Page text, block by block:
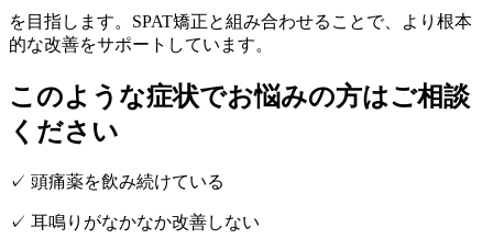
を目指します。SPAT矯正と組み合わせることで、より根本
的な改善をサポートしています。
このような症状でお悩みの方はご相談
ください
✓ 頭痛薬を飲み続けている
✓ 耳鳴りがなかなか改善しない